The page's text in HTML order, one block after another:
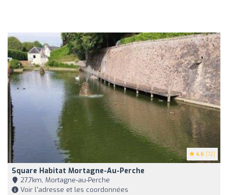
4.6 (72)
Square Habitat Mortagne-Au-Perche
27,7km, Mortagne-au-Perche
Voir l'adresse et les coordonnées